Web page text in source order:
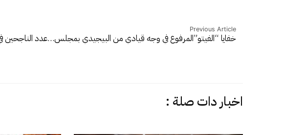
Previous Article
خفايا “الفيتو”المرفوع في وجه قيادي من البيجيدي بمجلس…عدد الناجحين
اخبار دات صلة :